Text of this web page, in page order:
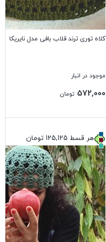
کلاه توری ترند قلاب بافی مدل نایریکا
موجود در انبار
572,000 تومان
هر قسط 125,125 تومان
+